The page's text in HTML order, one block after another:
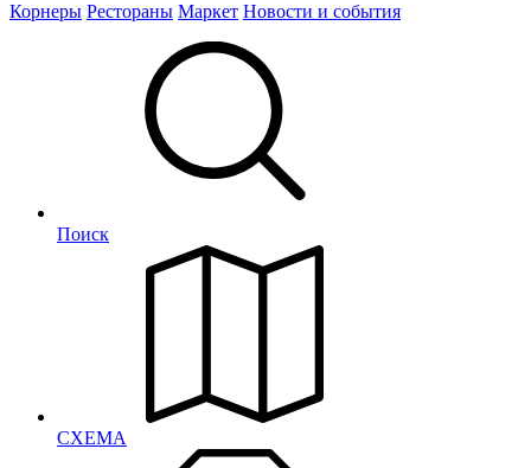
Корнеры Рестораны Маркет Новости и события
Поиск
СХЕМА